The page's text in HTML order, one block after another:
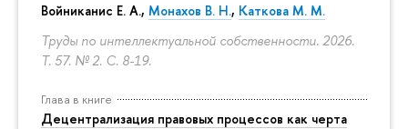
Войниканис Е. А., Монахов В. Н., Каткова М. М.
Труды по интеллектуальной собственности. 2026.
Т. 57. № 2. С. 8-19.
Глава в книге
Децентрализация правовых процессов как черта